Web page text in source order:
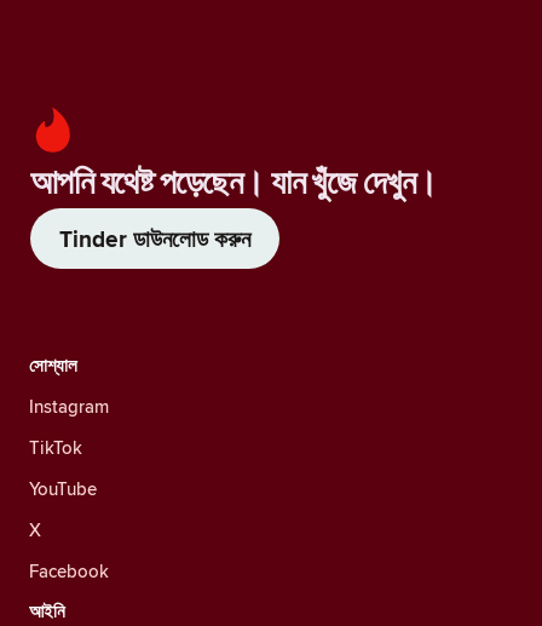
আপনি যথেষ্ট পড়েছেন। যান খুঁজে দেখুন।
Tinder ডাউনলোড করুন
সোশ্যাল
Instagram
TikTok
YouTube
X
Facebook
আইনি